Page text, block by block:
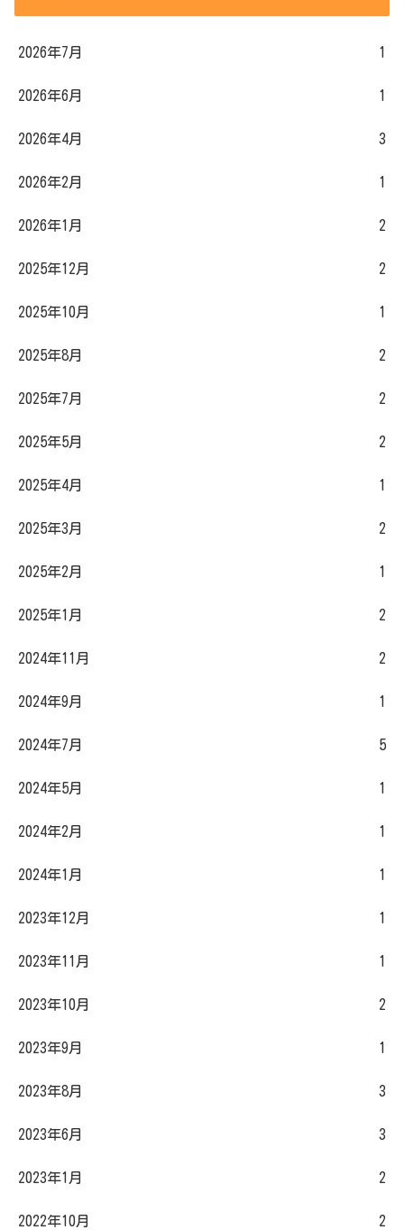
2026年7月 1
2026年6月 1
2026年4月 3
2026年2月 1
2026年1月 2
2025年12月 2
2025年10月 1
2025年8月 2
2025年7月 2
2025年5月 2
2025年4月 1
2025年3月 2
2025年2月 1
2025年1月 2
2024年11月 2
2024年9月 1
2024年7月 5
2024年5月 1
2024年2月 1
2024年1月 1
2023年12月 1
2023年11月 1
2023年10月 2
2023年9月 1
2023年8月 3
2023年6月 3
2023年1月 2
2022年10月 2